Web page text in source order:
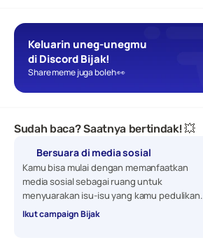
Keluarin uneg-unegmu
di Discord Bijak!
Share meme juga boleh 👀
Sudah baca? Saatnya bertindak! 💥
Bersuara di media sosial
Kamu bisa mulai dengan memanfaatkan
media sosial sebagai ruang untuk
menyuarakan isu-isu yang kamu pedulikan.
Ikut campaign Bijak